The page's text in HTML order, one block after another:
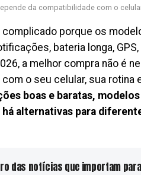
da compatibilidade com o
porque os
bateria longa,
a melhor compra não é
o seu celular, sua rotina
boas e baratas,
alternativas para
das notícias que importam